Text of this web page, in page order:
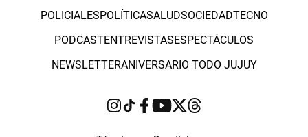
POLICIALESPOLÍTICASALUDSOCIEDADTECNO
PODCASTENTREVISTASESPECTÁCULOS
NEWSLETTERANIVERSARIO TODO JUJUY